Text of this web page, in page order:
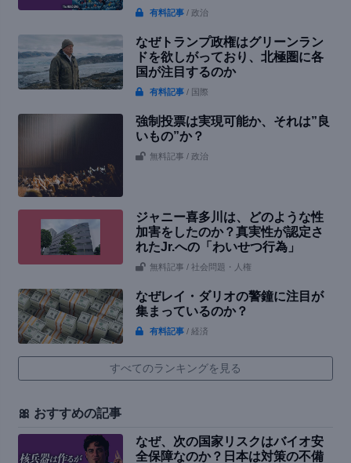
有料記事 / 政治
なぜトランプ政権はグリーンラン
ドを欲しがっており、北極圏に各
国が注目するのか
有料記事 / 国際
強制投票は実現可能か、それは”良
いもの”か？
無料記事 / 政治
ジャニー喜多川は、どのような性
加害をしたのか？真実性が認定さ
れたJr.への「わいせつ行為」
無料記事 / 社会問題・人権
なぜレイ・ダリオの警鐘に注目が
集まっているのか？
有料記事 / 経済
すべてのランキングを見る
🎀 おすすめの記事
なぜ、次の国家リスクはバイオ安
全保障なのか？日本は対策の不備